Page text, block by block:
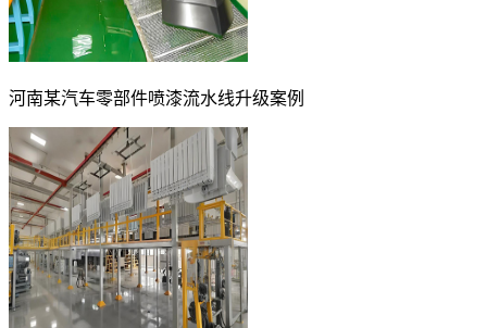
河南某汽车零部件喷漆流水线升级案例